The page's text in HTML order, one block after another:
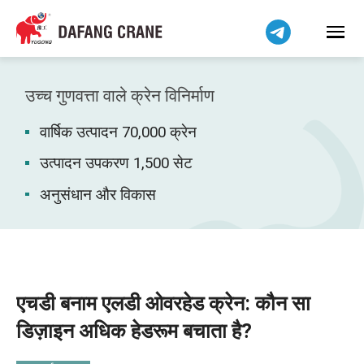
उच्च गुणवत्ता वाले क्रेन विनिर्माण
वार्षिक उत्पादन 70,000 क्रेन
उत्पादन उपकरण 1,500 सेट
अनुसंधान और विकास
एचडी बनाम एलडी ओवरहेड क्रेन: कौन सा
डिज़ाइन अधिक हेडरूम बचाता है?
Bahasa Indonesia
Bahasa Melayu
Tiếng Việt
简体中文
فارسی
Pilipino
اردو
Kiswahili
Dansk
Norsk